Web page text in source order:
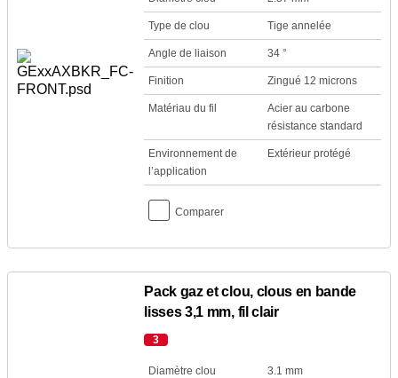
Type de clou Tige annelée
Angle de liaison 34 °
Finition Zingué 12 microns
Matériau du fil
Acier au carbone
résistance standard
Environnement de
l’application
Extérieur protégé
Comparer
Pack gaz et clou, clous en bande
lisses 3,1 mm, fil clair
3
Diamètre clou 3.1 mm